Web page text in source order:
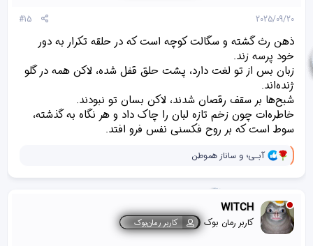
پ
س
ن
د
ه
ا
:
2025/09/20
#15
ذهن رث گشته و سگالت کوچه‌ است که در حلقه تکرار به دور
خود پرسه زند.
زبان بس از تو لغت دارد، پشت حلق قفل شده، لاکن همه در گلو
ژنده‌اند.
شبح‌ها بر سقف رقصان شدند، لاکن بسان تو نبودند.
خاطره‌ات چون زخم تازه لبان را چاک داد و هر نگاه به گذشته،
سوط است که بر روح فکسنی نفس فرو افتد.
و
ک
ه
ا
[
آبـی؛ و ساناز هموطن
WITCH
کاربر رمان بوک کاربر رمان‌بوک